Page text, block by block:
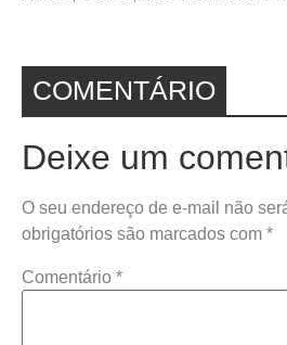
COMENTÁRIO
Deixe um
O seu endereço de e-mail não
obrigatórios são marcados com *
Comentário *